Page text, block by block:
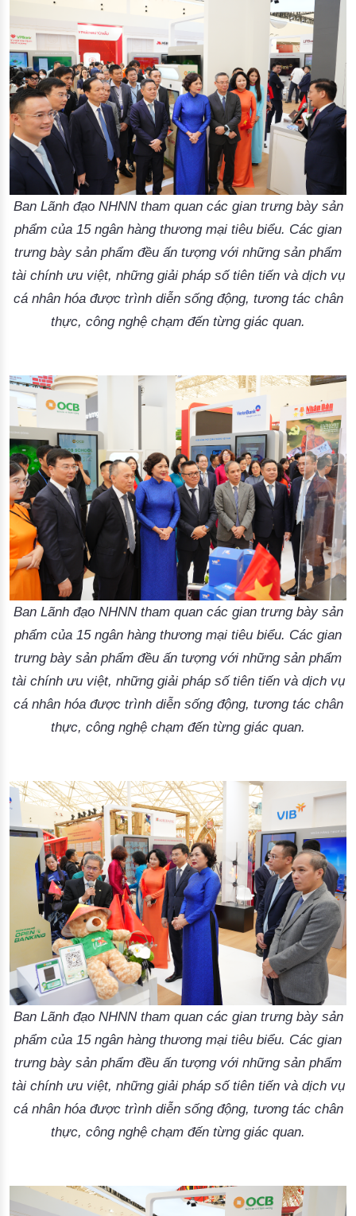
Ban Lãnh đạo NHNN tham quan các gian trưng bày sản
phẩm của 15 ngân hàng thương mại tiêu biểu. Các gian
trưng bày sản phẩm đều ấn tượng với những sản phẩm
tài chính ưu việt, những giải pháp số tiên tiến và dịch vụ
cá nhân hóa được trình diễn sống động, tương tác chân
thực, công nghệ chạm đến từng giác quan.
Ban Lãnh đạo NHNN tham quan các gian trưng bày sản
phẩm của 15 ngân hàng thương mại tiêu biểu. Các gian
trưng bày sản phẩm đều ấn tượng với những sản phẩm
tài chính ưu việt, những giải pháp số tiên tiến và dịch vụ
cá nhân hóa được trình diễn sống động, tương tác chân
thực, công nghệ chạm đến từng giác quan.
Ban Lãnh đạo NHNN tham quan các gian trưng bày sản
phẩm của 15 ngân hàng thương mại tiêu biểu. Các gian
trưng bày sản phẩm đều ấn tượng với những sản phẩm
tài chính ưu việt, những giải pháp số tiên tiến và dịch vụ
cá nhân hóa được trình diễn sống động, tương tác chân
thực, công nghệ chạm đến từng giác quan.